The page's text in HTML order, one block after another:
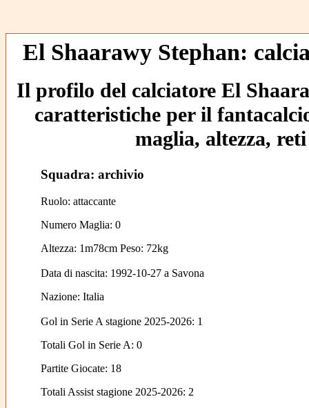
El Shaarawy Stephan:
Il profilo del calciatore El
caratteristiche per il
maglia, altezza,
Squadra: archivio
Ruolo: attaccante
Numero Maglia: 0
Altezza: 1m78cm Peso: 72kg
Data di nascita: 1992-10-27 a Savona
Nazione: Italia
Gol in Serie A stagione 2025-2026: 1
Totali Gol in Serie A: 0
Partite Giocate: 18
Totali Assist stagione 2025-2026: 2